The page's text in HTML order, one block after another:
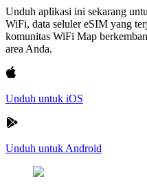
Unduh aplikasi ini sekarang
WiFi, data seluler eSIM yang
komunitas WiFi Map
area Anda.
Unduh untuk iOS
Unduh untuk Android